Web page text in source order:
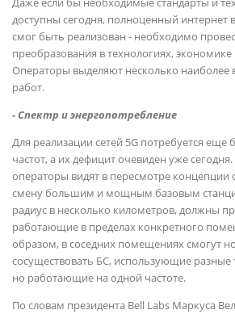
доступны сегодня, полноценный интернет
смог быть реализован - необходимо
преобразования в технологиях,
Операторы выделяют несколько наиболее
работ.
- Спектр и энергопотребление
Для реализации сетей 5G потребуется
частот, а их дефицит очевиден уже
операторы видят в пересмотре концепции
смену большим и мощным базовым
радиус в несколько километров, должны
работающие в пределах конкретного
образом, в соседних помещениях смогут
сосуществовать БС, использующие разные
но работающие на одной частоте.
По словам президента Bell Labs Маркуса